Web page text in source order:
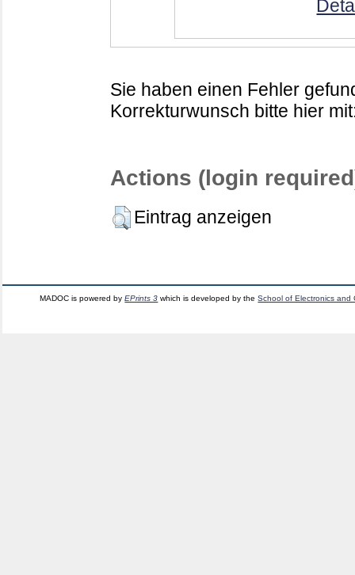
Sie haben einen Fehler
Korrekturwunsch bitte hier
Actions (login
Eintrag anzeigen
MADOC is powered byEPrints 3 which is developed by theSchool of Electronics and